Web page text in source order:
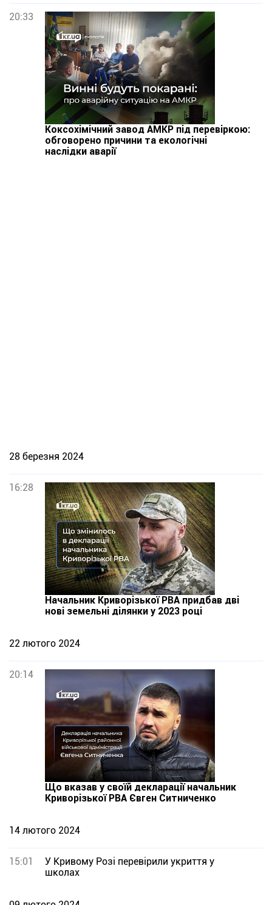
20:33
Коксохімічний завод АМКР під перевіркою:
обговорено причини та екологічні
наслідки аварії
28 березня 2024
16:28
Начальник Криворізької РВА придбав дві
нові земельні ділянки у 2023 році
22 лютого 2024
20:14
Що вказав у своїй декларації начальник
Криворізької РВА Євген Ситниченко
14 лютого 2024
15:01
У Кривому Розі перевірили укриття у
школах